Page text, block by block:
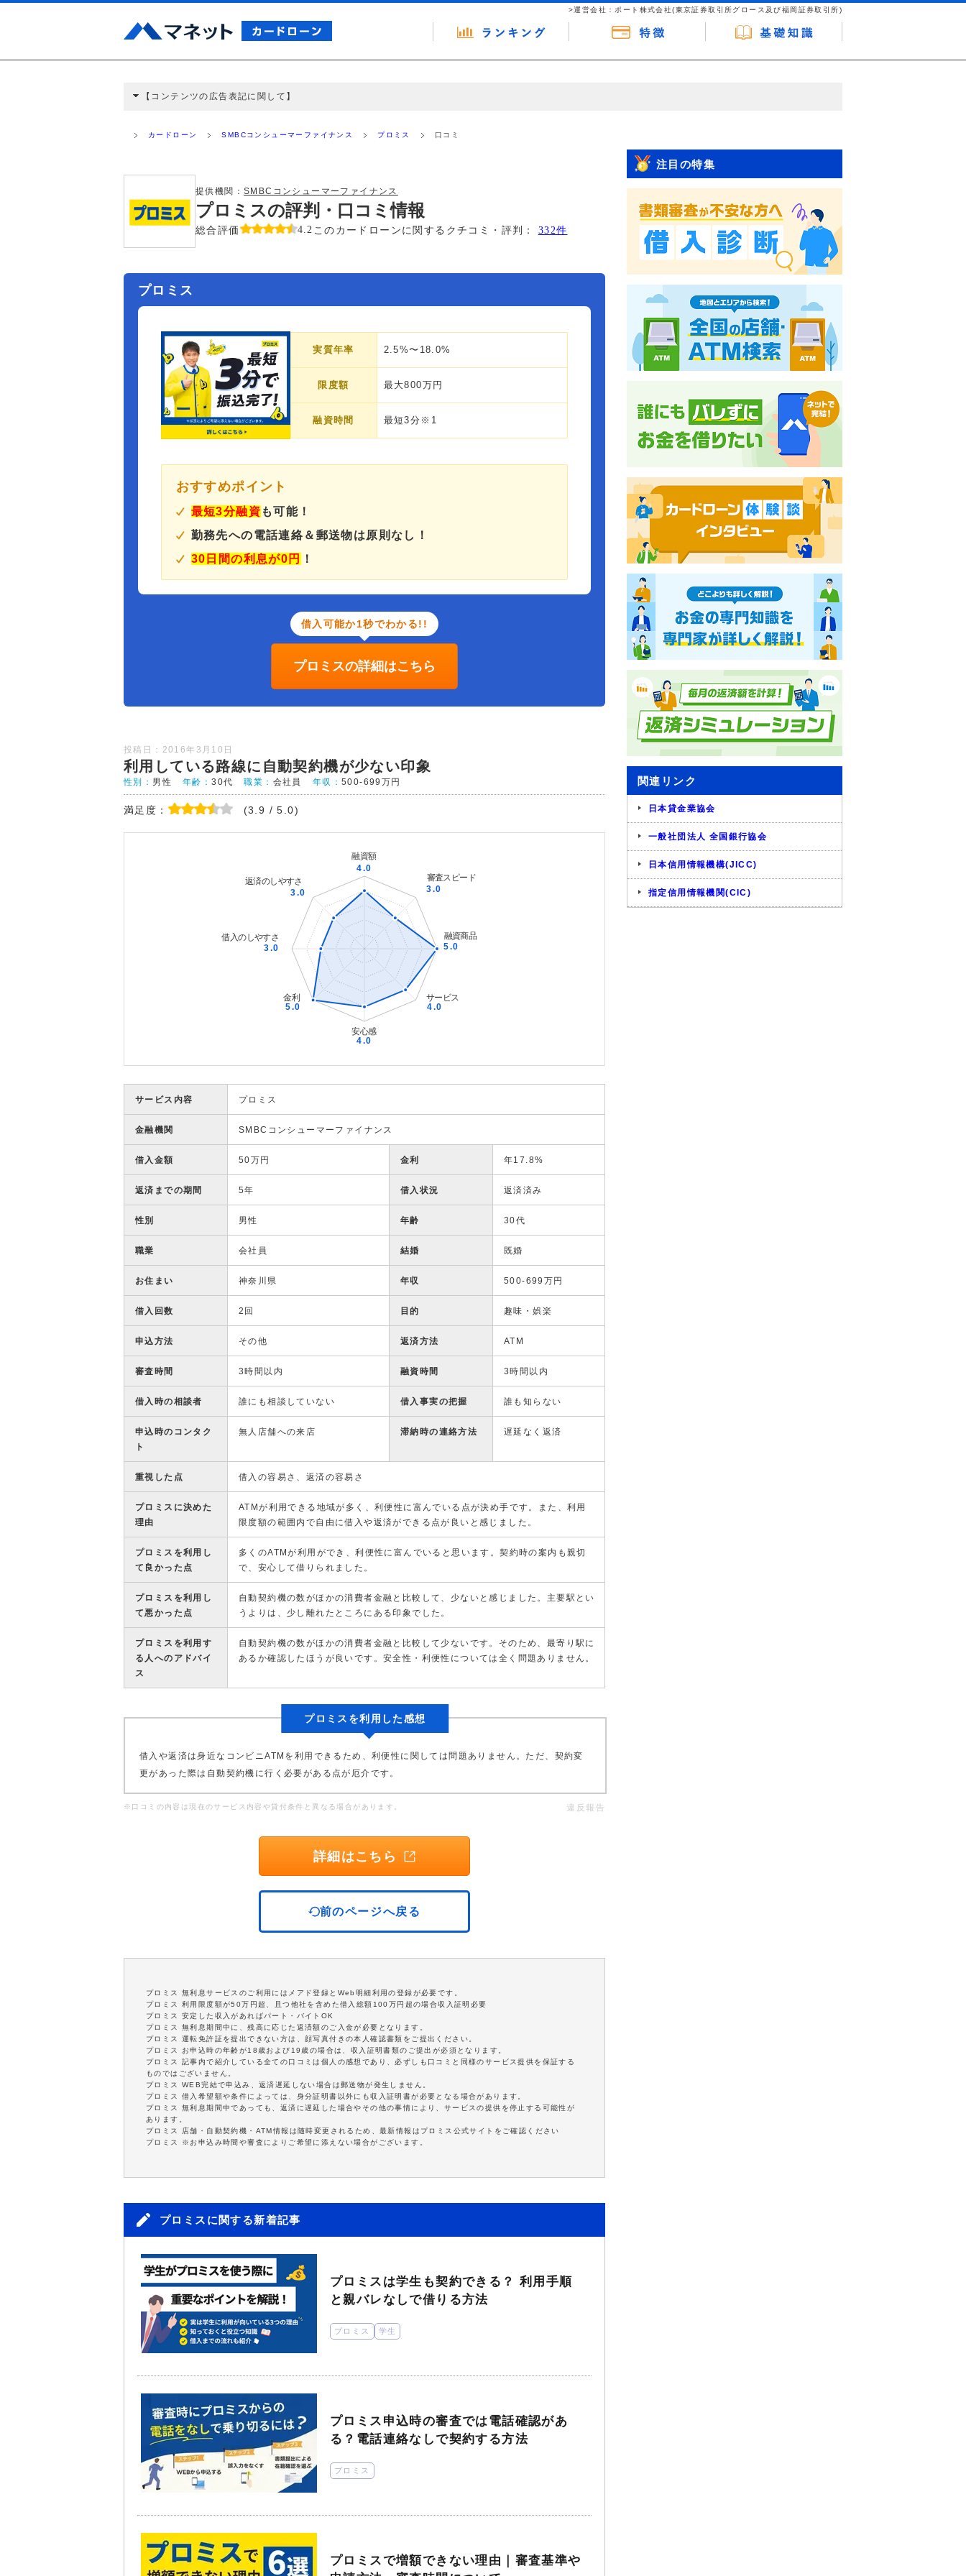
>運営会社：ポート株式会社(東京証券取引所グロース及び福岡証券取引所)
【コンテンツの広告表記に関して】
ミ収集などに基づき、公平性を担保した情報提供を行っています。
カードローン SMBCコンシューマーファイナンス プロミス 口コミ
提供機関： SMBCコンシューマーファイナンス
プロミスの評判・口コミ情報
総合評価 4.2 このカードローンに関するクチコミ・評判： 332件
プロミス
実質年率 2.5%〜18.0%
限度額 最大800万円
融資時間 最短3分※1
おすすめポイント
最短3分融資 も可能！
勤務先への電話連絡＆郵送物は原則なし！
30日間の利息が0円
！
借入可能か1秒でわかる!!
プロミスの詳細はこちら
投稿日：2016年3月10日
利用している路線に自動契約機が少ない印象
性別： 男性 年齢：30代 職業： 会社員 年収：500-699万円
満足度： (3.9 / 5.0)
サービス内容 プロミス
金融機関 SMBCコンシューマーファイナンス
借入金額 50万円 金利 年17.8%
返済までの期間 5年 借入状況 返済済み
性別 男性 年齢 30代
職業 会社員 結婚 既婚
お住まい 神奈川県 年収 500-699万円
借入回数 2回 目的 趣味・娯楽
申込方法 その他 返済方法 ATM
審査時間 3時間以内 融資時間 3時間以内
借入時の相談者 誰にも相談していない 借入事実の把握 誰も知らない
申込時のコンタク
ト
無人店舗への来店 滞納時の連絡方法 遅延なく返済
重視した点 借入の容易さ、返済の容易さ
プロミスに決めた
理由
ATMが利用できる地域が多く、利便性に富んでいる点が決め手です。また、利用
限度額の範囲内で自由に借入や返済ができる点が良いと感じました。
プロミスを利用し
て良かった点
多くのATMが利用ができ、利便性に富んでいると思います。契約時の案内も親切
で、安心して借りられました。
プロミスを利用し
て悪かった点
自動契約機の数がほかの消費者金融と比較して、少ないと感じました。主要駅とい
うよりは、少し離れたところにある印象でした。
プロミスを利用す
る人へのアドバイ
ス
自動契約機の数がほかの消費者金融と比較して少ないです。そのため、最寄り駅に
あるか確認したほうが良いです。安全性・利便性については全く問題ありません。
プロミスを利用した感想
借入や返済は身近なコンビニATMを利用できるため、利便性に関しては問題ありません。ただ、契約変
更があった際は自動契約機に行く必要がある点が厄介です。
※口コミの内容は現在のサービス内容や貸付条件と異なる場合があります。 違反報告
詳細はこちら
前のページへ戻る
プロミス 無利息サービスのご利用にはメアド登録とWeb明細利用の登録が必要です。
プロミス 利用限度額が50万円超、且つ他社を含めた借入総額100万円超の場合収入証明必要
プロミス 安定した収入があればパート・バイトOK
プロミス 無利息期間中に、残高に応じた返済額のご入金が必要となります。
プロミス 運転免許証を提出できない方は、顔写真付きの本人確認書類をご提出ください。
プロミス お申込時の年齢が18歳および19歳の場合は、収入証明書類のご提出が必須となります。
プロミス 記事内で紹介している全ての口コミは個人の感想であり、必ずしも口コミと同様のサービス提供を保証する
ものではございません。
プロミス WEB完結で申込み、返済遅延しない場合は郵送物が発生しません。
プロミス 借入希望額や条件によっては、身分証明書以外にも収入証明書が必要となる場合があります。
プロミス 無利息期間中であっても、返済に遅延した場合やその他の事情により、サービスの提供を停止する可能性が
あります。
プロミス 店舗・自動契約機・ATM情報は随時変更されるため、最新情報はプロミス公式サイトをご確認ください
プロミス ※お申込み時間や審査によりご希望に添えない場合がございます。
プロミスに関する新着記事
プロミスは学生も契約できる？ 利用手順
と親バレなしで借りる方法
プロミス 学生
プロミス申込時の審査では電話確認があ
る？電話連絡なしで契約する方法
プロミス
プロミスで増額できない理由｜審査基準や
注目の特集
関連リンク
日本貸金業協会
一般社団法人 全国銀行協会
日本信用情報機構(JICC)
指定信用情報機関(CIC)